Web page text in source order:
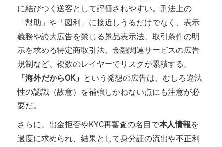
に結びつく送客として評価されやすい。刑法上の
「幇助」や「図利」に接近しうるだけでなく、表示
義務や誇大広告を禁じる景品表示法、取引条件の明
示を求める特定商取引法、金融関連サービスの広告
規制など、複数のレイヤーでリスクが累積する。
「海外だからOK」 という発想の広告は、むしろ違法
性の認識（故意）を補強しかねない点にも注意が必
要だ。
さらに、出金拒否やKYC再審査の名目で本人情報を
過度に求められ、結果として身分証の流出や不正利